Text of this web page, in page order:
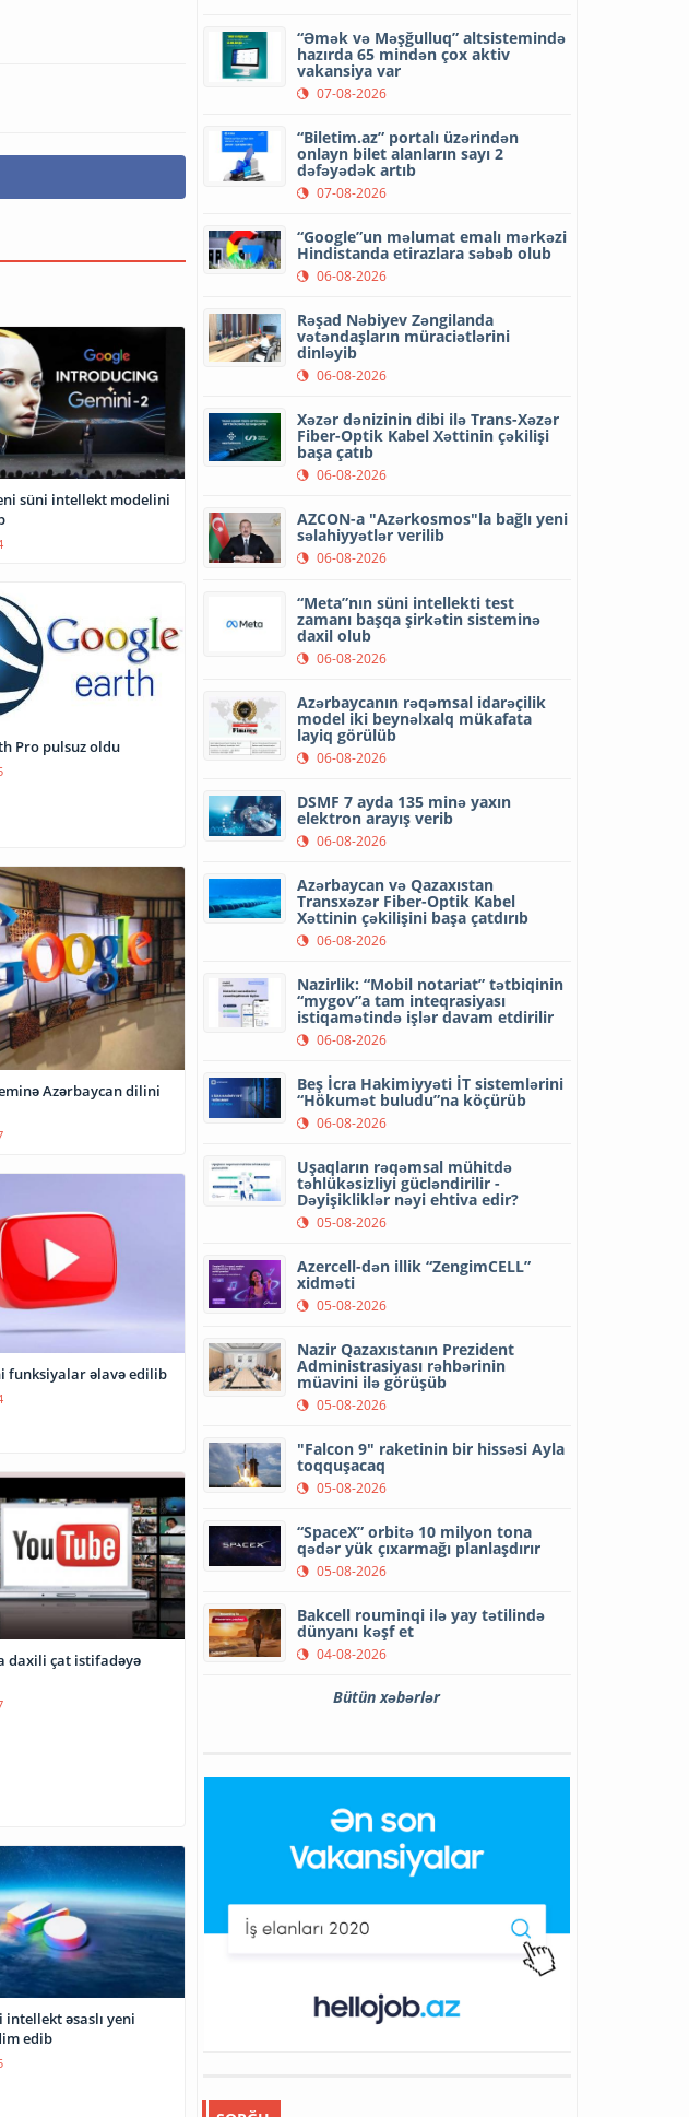
süni intellekt modelini
Pro pulsuz oldu
Azərbaycan dilini
funksiyalar əlavə edilib
daxili çat istifadəyə
intellekt əsaslı yeni
edib
“Əmək və Məşğulluq” altsistemində
hazırda 65 mindən çox aktiv
vakansiya var
07-08-2026
“Biletim.az” portalı üzərindən
onlayn bilet alanların sayı 2
dəfəyədək artıb
07-08-2026
“Google”un məlumat emalı mərkəzi
Hindistanda etirazlara səbəb olub
06-08-2026
Rəşad Nəbiyev Zəngilanda
vətəndaşların müraciətlərini
dinləyib
06-08-2026
Xəzər dənizinin dibi ilə Trans-Xəzər
Fiber-Optik Kabel Xəttinin çəkilişi
başa çatıb
06-08-2026
AZCON-a "Azərkosmos"la bağlı yeni
səlahiyyətlər verilib
06-08-2026
“Meta”nın süni intellekti test
zamanı başqa şirkətin sisteminə
daxil olub
06-08-2026
Azərbaycanın rəqəmsal idarəçilik
model iki beynəlxalq mükafata
layiq görülüb
06-08-2026
DSMF 7 ayda 135 minə yaxın
elektron arayış verib
06-08-2026
Azərbaycan və Qazaxıstan
Transxəzər Fiber-Optik Kabel
Xəttinin çəkilişini başa çatdırıb
06-08-2026
Nazirlik: “Mobil notariat” tətbiqinin
“mygov”a tam inteqrasiyası
istiqamətində işlər davam etdirilir
06-08-2026
Beş İcra Hakimiyyəti İT sistemlərini
“Hökumət buludu”na köçürüb
06-08-2026
Uşaqların rəqəmsal mühitdə
təhlükəsizliyi gücləndirilir -
Dəyişikliklər nəyi ehtiva edir?
05-08-2026
Azercell-dən illik “ZengimCELL”
xidməti
05-08-2026
Nazir Qazaxıstanın Prezident
Administrasiyası rəhbərinin
müavini ilə görüşüb
05-08-2026
"Falcon 9" raketinin bir hissəsi Ayla
toqquşacaq
05-08-2026
“SpaceX” orbitə 10 milyon tona
qədər yük çıxarmağı planlaşdırır
05-08-2026
Bakcell rouminqi ilə yay tətilində
dünyanı kəşf et
04-08-2026
Bütün xəbərlər